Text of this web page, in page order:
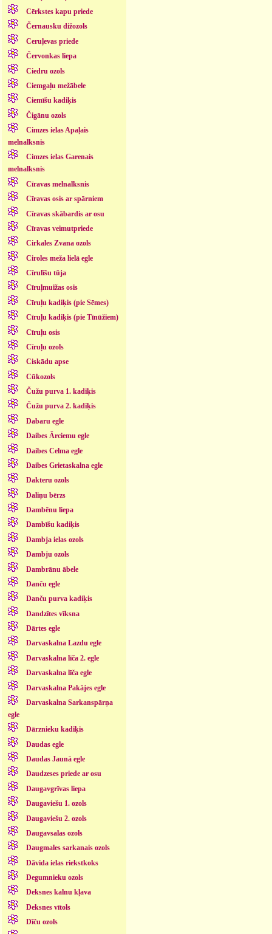
Cērkstes kapu priede
Černausku dižozols
Ceruļevas priede
Červonkas liepa
Ciedru ozols
Ciemgaļu mežābele
Ciemīšu kadiķis
Čigānu ozols
Cimzes ielas Apaļais
melnalksnis
Cimzes ielas Garenais
melnalksnis
Cīravas melnalksnis
Cīravas osis ar spārniem
Cīravas skābardis ar osu
Cīravas veimutpriede
Cirkales Zvana ozols
Ciroles meža lielā egle
Cīrulīšu tūja
Cīruļmuižas osis
Cīruļu kadiķis (pie Sēmes)
Cīruļu kadiķis (pie Tīnūžiem)
Cīruļu osis
Cīruļu ozols
Ciskādu apse
Cūkozols
Čužu purva 1. kadiķis
Čužu purva 2. kadiķis
Dabaru egle
Daibes Ārciemu egle
Daibes Celma egle
Daibes Grietaskalna egle
Dakteru ozols
Daliņu bērzs
Dambēnu liepa
Dambīšu kadiķis
Dambja ielas ozols
Dambju ozols
Dambrānu ābele
Danču egle
Danču purva kadiķis
Dandzītes vīksna
Dārtes egle
Darvaskalna Lazdu egle
Darvaskalna līča 2. egle
Darvaskalna līča egle
Darvaskalna Pakājes egle
Darvaskalna Sarkanspārņa
egle
Dārznieku kadiķis
Daudas egle
Daudas Jaunā egle
Daudzeses priede ar osu
Daugavgrīvas liepa
Daugaviešu 1. ozols
Daugaviešu 2. ozols
Daugavsalas ozols
Daugmales sarkanais ozols
Dāvida ielas riekstkoks
Degumnieku ozols
Deksnes kalnu kļava
Deksnes vītols
Dīču ozols